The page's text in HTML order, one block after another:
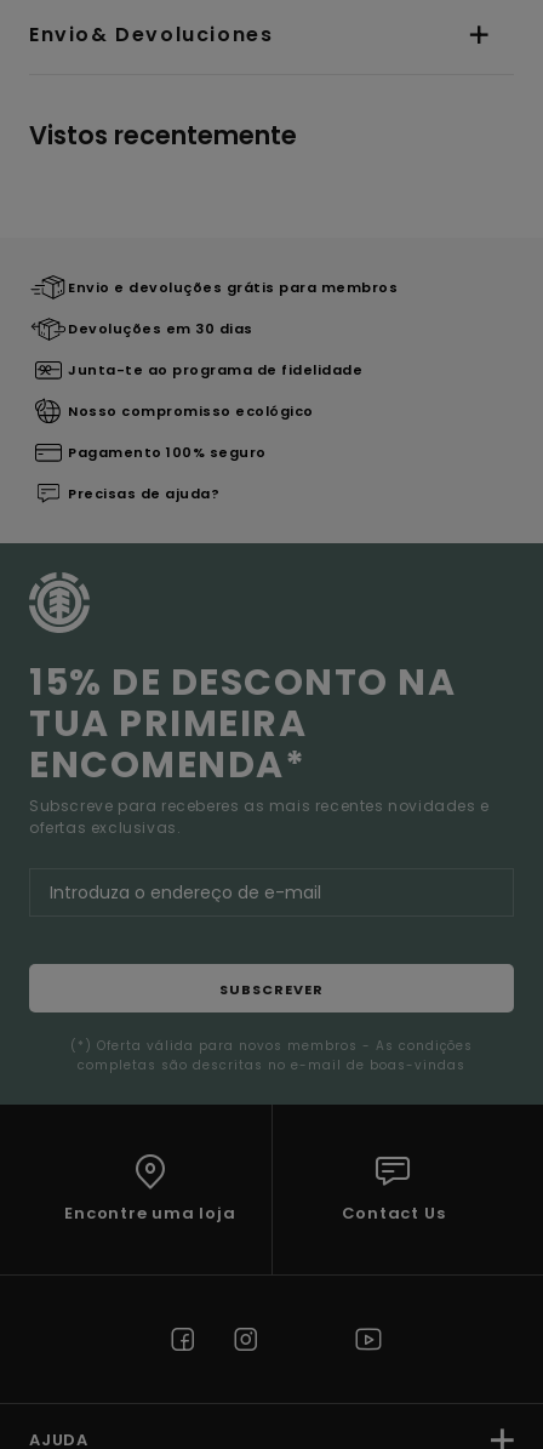
Envio& Devoluciones
Vistos recentemente
Envio e devoluções grátis para membros
Devoluções em 30 dias
Junta-te ao programa de fidelidade
Nosso compromisso ecológico
Pagamento 100% seguro
Precisas de ajuda?
15% DE DESCONTO NA
TUA PRIMEIRA
ENCOMENDA*
Subscreve para receberes as mais recentes novidades e
ofertas exclusivas.
SUBSCREVER
(*) Oferta válida para novos membros - As condições
completas são descritas no e-mail de boas-vindas
Encontre uma loja Contact Us
AJUDA